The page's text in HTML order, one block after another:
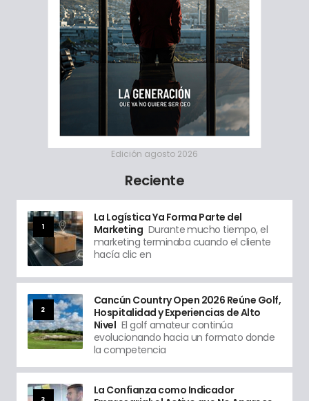
Edición agosto 2026
Reciente
1
La Logística Ya Forma Parte del
Marketing Durante mucho tiempo, el
marketing terminaba cuando el cliente
hacía clic en
2
Cancún Country Open 2026 Reúne Golf,
Hospitalidad y Experiencias de Alto
Nivel El golf amateur continúa
evolucionando hacia un formato donde
la competencia
La Confianza como Indicador